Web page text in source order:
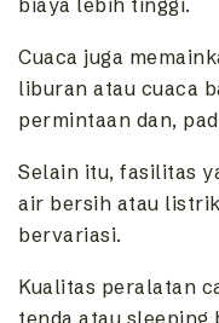
biaya lebih tinggi.
Cuaca juga
liburan atau cuaca
permintaan dan,
Selain itu, fasilitas
air bersih atau
bervariasi.
Kualitas peralatan